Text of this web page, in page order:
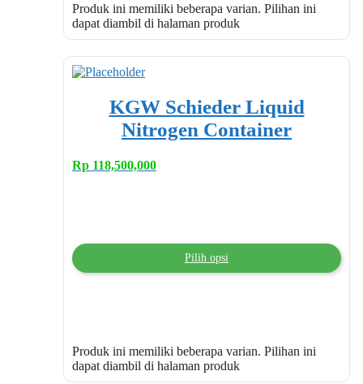
Produk ini memiliki beberapa varian. Pilihan ini
dapat diambil di halaman produk
KGW Schieder Liquid
Nitrogen Container
Rp 118,500,000
Pilih opsi
Produk ini memiliki beberapa varian. Pilihan ini
dapat diambil di halaman produk